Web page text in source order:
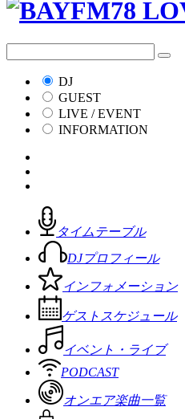
DJ
GUEST
LIVE / EVENT
INFORMATION
タイムテーブル
DJプロフィール
インフォメーション
ゲストスケジュール
イベント・ライブ
PODCAST
オンエア楽曲一覧